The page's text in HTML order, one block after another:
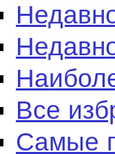
Все
Самые